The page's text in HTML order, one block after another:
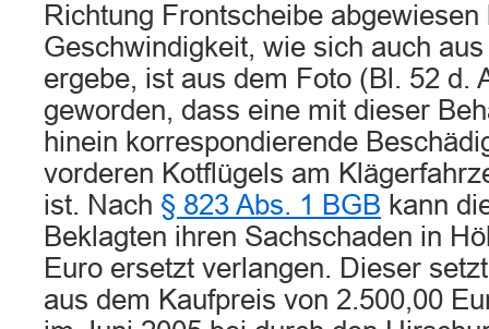
Richtung Frontscheibe
Geschwindigkeit, wie sich auch
ergebe, ist aus dem Foto (Bl. 52 d.
geworden, dass eine mit dieser
hinein korrespondierende
vorderen Kotflügels am
ist. Nach § 823 Abs. 1 BGB kann
Beklagten ihren Sachschaden in
Euro ersetzt verlangen. Dieser
aus dem Kaufpreis von 2.500,00